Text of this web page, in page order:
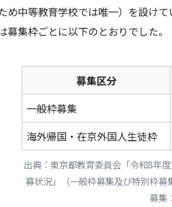
め中等教育学校では唯一）を設け
募集枠ごとに以下のとおりでした。
募集区分
一般枠募集
海外帰国・在京外国人生徒枠
出典：東京都教育委員会「令和8年
募状況」（一般枠募集及び特別枠
募集